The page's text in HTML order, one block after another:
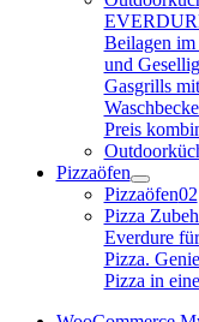
Beilagen im
und
Gasgrills
Preis
Pizzaöfen
Pizzaöfen02
Pizza
Everdure
Pizza.
Pizza in